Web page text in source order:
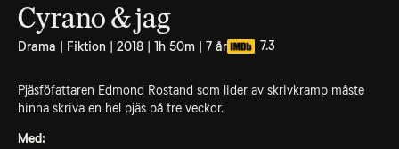
Cyrano & jag
Drama | Fiktion | 2018 | 1h 50m | 7 år 7.3
Pjäsföfattaren Edmond Rostand som lider av skrivkramp måste
hinna skriva en hel pjäs på tre veckor.
Med: